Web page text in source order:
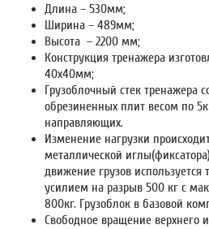
Длина – 530мм;
Ширина – 489мм;
Высота – 2200 мм;
Конструкция тренажера
40х40мм;
Грузоблочный стек тренажера
обрезиненных плит весом по
направляющих.
Изменение нагрузки
металлической
движение грузов используется
усилием на разрыв 500 кг с
800кг. Грузоблок в базовой
Свободное вращение верхнего